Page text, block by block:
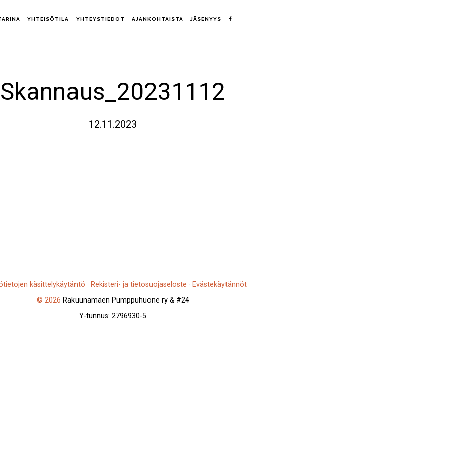
YHTEISÖTILA YHTEYSTIEDOT AJANKOHTAISTA JÄSENYYS
Skannaus_20231112
12.11.2023
käsittelykäytäntö · Rekisteri- ja tietosuojaseloste · Evästekäytännöt
© 2026 Rakuunamäen Pumppuhuone ry & #24
Y-tunnus: 2796930-5